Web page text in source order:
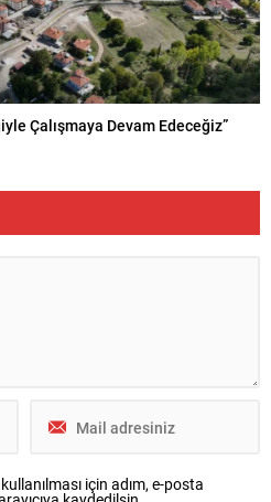
Çalışmaya Devam Edeceğiz”
için adım, e-posta